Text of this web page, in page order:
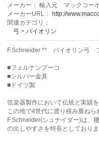
メーカー：
輸入元 マックコー
メーカーURL：
http://
関連カテゴリ：
弓 > バイオリン
F.Schneider ** バイオリン弓
■フェルナンブーコ
■シルバー金具
■ドイツ製
弦楽器製作において伝統と実績
この地で4世代に渡り積み重ね
F.Schneider(シュナイダー)は、
の出しやすさを特長としておりま